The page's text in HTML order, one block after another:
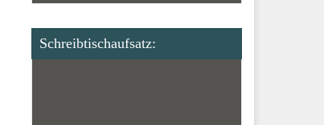
Schreibtischaufsatz: